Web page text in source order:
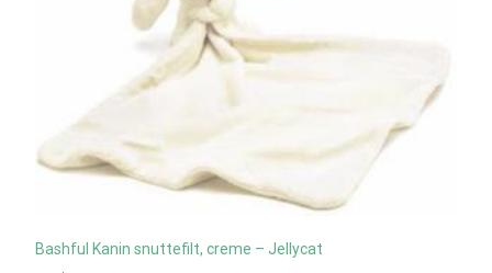
Bashful Kanin snuttefilt, creme – Jellycat